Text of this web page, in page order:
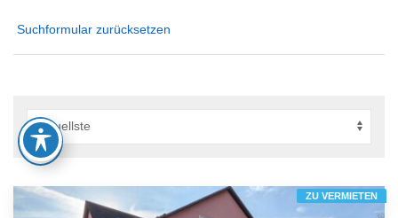
Suchformular zurücksetzen
ZU VERMIETEN